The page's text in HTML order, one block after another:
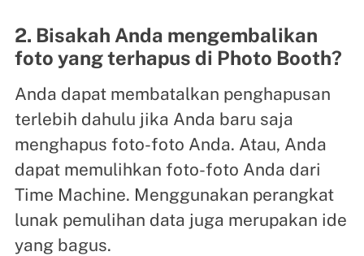
2. Bisakah Anda mengembalikan
foto yang terhapus di Photo Booth?
Anda dapat membatalkan penghapusan
terlebih dahulu jika Anda baru saja
menghapus foto-foto Anda. Atau, Anda
dapat memulihkan foto-foto Anda dari
Time Machine. Menggunakan perangkat
lunak pemulihan data juga merupakan ide
yang bagus.